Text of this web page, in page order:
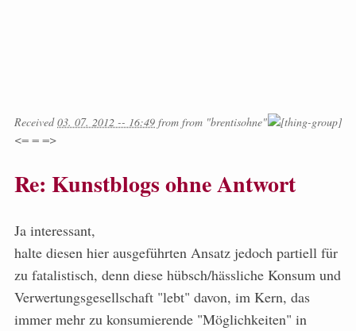
Received03. 07. 2012 -- 16:49 from from "brentisohne"
<= = =>
Re: Kunstblogs ohne Antwort
Ja interessant,
halte diesen hier ausgeführten Ansatz jedoch partiell für
zu fatalistisch, denn diese hübsch/hässliche Konsum und
Verwertungsgesellschaft "lebt" davon, im Kern, das
immer mehr zu konsumierende "Möglichkeiten" in